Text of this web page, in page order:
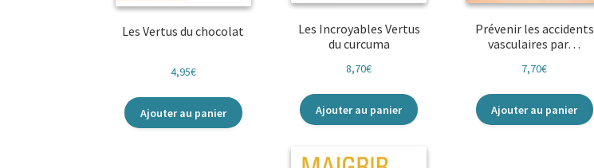
Les Vertus du chocolat
4,95€
Ajouter au panier
Les Incroyables Vertus
du curcuma
8,70€
Ajouter au panier
Prévenir les accidents
vasculaires par…
7,70€
Ajouter au panier